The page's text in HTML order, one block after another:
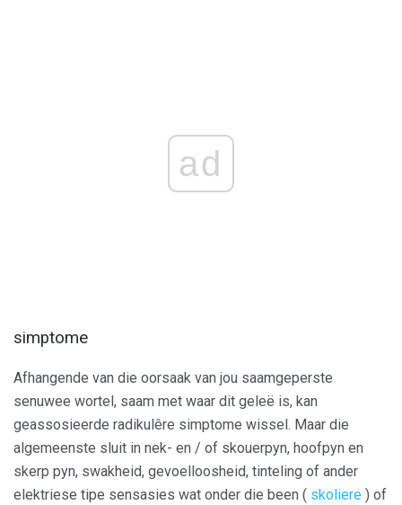
ad
simptome
Afhangende van die oorsaak van jou saamgeperste
senuwee wortel, saam met waar dit geleë is, kan
geassosieerde radikulêre simptome wissel. Maar die
algemeenste sluit in nek- en / of skouerpyn, hoofpyn en
skerp pyn, swakheid, gevoelloosheid, tinteling of ander
elektriese tipe sensasies wat onder die been ( skoliere ) of